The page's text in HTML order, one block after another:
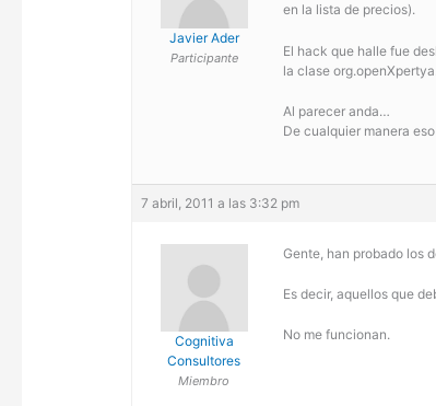
Javier Ader
Participante
en la lista de precios).
El hack que halle fue
la clase
Al parecer anda…
De cualquier manera
7 abril, 2011 a las 3:32 pm
Cognitiva
Consultores
Miembro
Gente, han probado los
Es decir, aquellos que
No me funcionan.